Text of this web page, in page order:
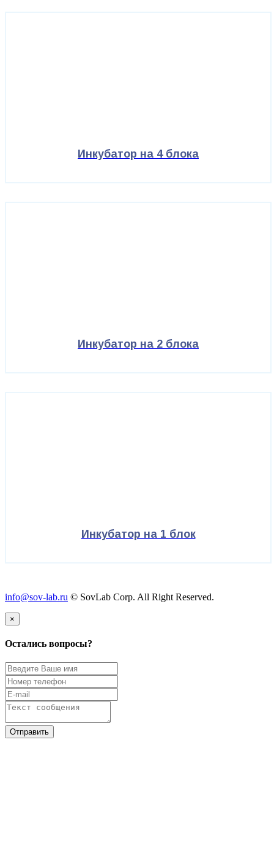
Инкубатор на 4 блока
Инкубатор на 2 блока
Инкубатор на 1 блок
info@sov-lab.ru © SovLab Corp. All Right Reserved.
×
Остались вопросы?